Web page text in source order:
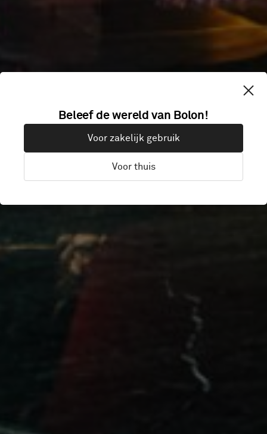
TAKA TAJKA
Warsaw, Polen
Beleef de wereld van Bolon!
Voor zakelijk gebruik
Voor thuis